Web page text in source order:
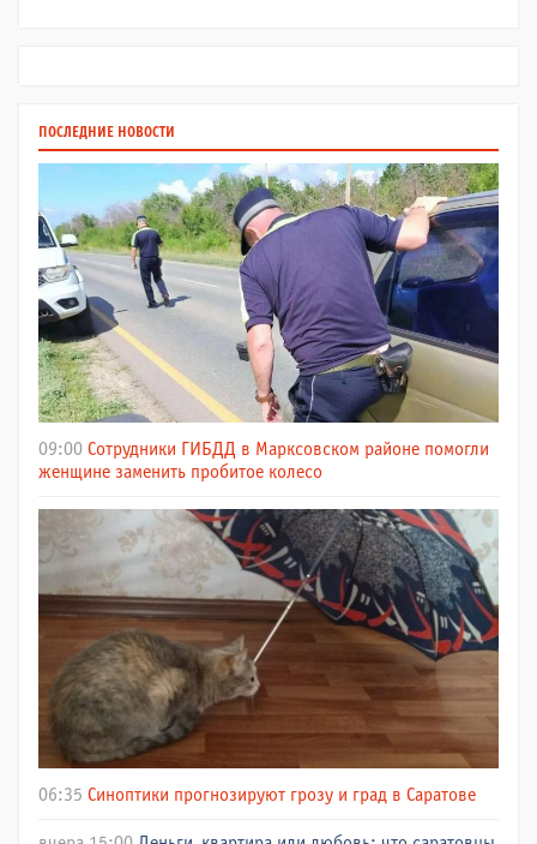
ПОСЛЕДНИЕ НОВОСТИ
09:00 Сотрудники ГИБДД в Марксовском районе помогли
женщине заменить пробитое колесо
06:35 Синоптики прогнозируют грозу и град в Саратове